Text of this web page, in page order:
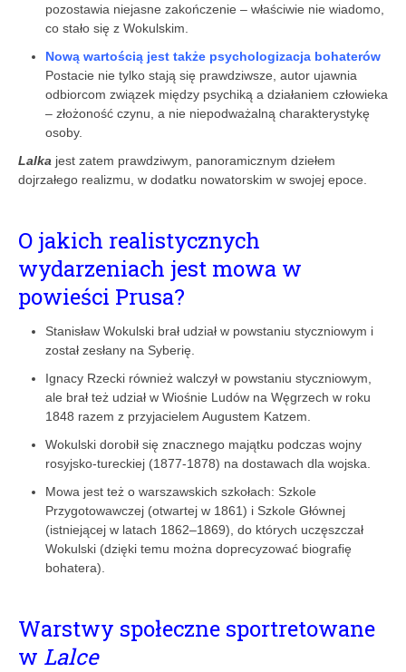
pozostawia niejasne zakończenie – właściwie nie wiadomo,
co stało się z Wokulskim.
Nową wartością jest także psychologizacja bohaterów
Postacie nie tylko stają się prawdziwsze, autor ujawnia
odbiorcom związek między psychiką a działaniem człowieka
– złożoność czynu, a nie niepodważalną charakterystykę
osoby.
Lalka jest zatem prawdziwym, panoramicznym dziełem
dojrzałego realizmu, w dodatku nowatorskim w swojej epoce.
O jakich realistycznych
wydarzeniach jest mowa w
powieści Prusa?
Stanisław Wokulski brał udział w powstaniu styczniowym i
został zesłany na Syberię.
Ignacy Rzecki również walczył w powstaniu styczniowym,
ale brał też udział w Wiośnie Ludów na Węgrzech w roku
1848 razem z przyjacielem Augustem Katzem.
Wokulski dorobił się znacznego majątku podczas wojny
rosyjsko-tureckiej (1877-1878) na dostawach dla wojska.
Mowa jest też o warszawskich szkołach: Szkole
Przygotowawczej (otwartej w 1861) i Szkole Głównej
(istniejącej w latach 1862–1869), do których uczęszczał
Wokulski (dzięki temu można doprecyzować biografię
bohatera).
Warstwy społeczne sportretowane
w Lalce